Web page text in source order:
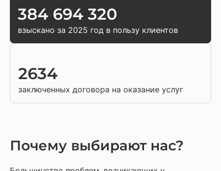
384 694 320
взыскано за 2025 год в пользу клиентов
2634
заключенных договора на оказание услуг
Почему выбирают нас?